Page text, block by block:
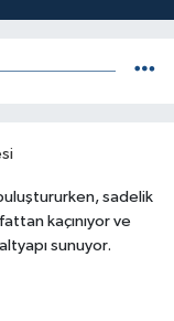
sadelik
kaçınıyor ve
sunuyor.